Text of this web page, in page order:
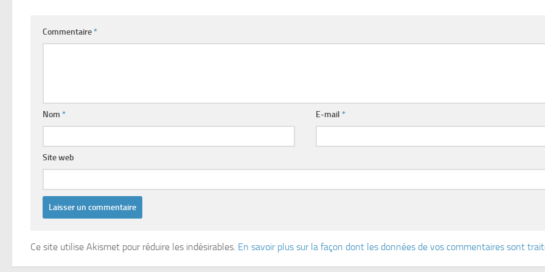
Commentaire*
Nom * E-mail*
Site web
Ce site utilise Akismet pour réduire les indésirables. En savoir plus sur la façon dont les données de vos commentaires sont